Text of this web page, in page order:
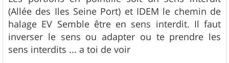
(Allée des Iles Seine Port) et IDEM le chemin de
halage EV Semble être en sens interdit. Il faut
inverser le sens ou adapter ou te prendre les
sens interdits ... a toi de voir